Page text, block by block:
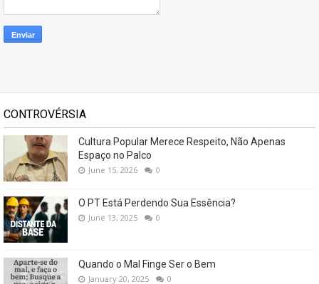
CONTROVÉRSIA
Cultura Popular Merece Respeito, Não Apenas
Espaço no Palco
June 15, 2026 0
O PT Está Perdendo Sua Essência?
June 13, 2025 0
Quando o Mal Finge Ser o Bem
January 20, 2025 0